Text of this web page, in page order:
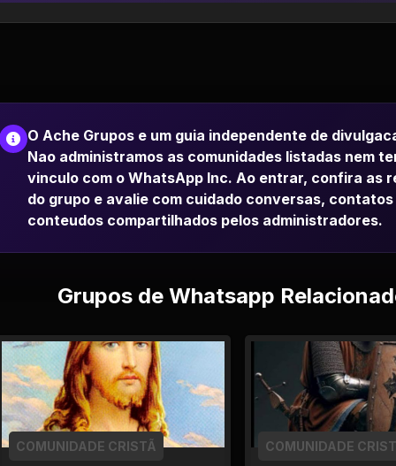
O Ache Grupos e um guia independente de
Nao administramos as comunidades listadas nem
vinculo com o WhatsApp Inc. Ao entrar, confira as
do grupo e avalie com cuidado conversas, contatos
conteudos compartilhados pelos administradores.
Grupos de Whatsapp
COMUNIDADE CRISTÃ COMUNIDADE